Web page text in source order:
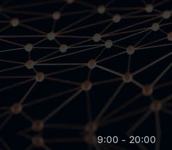
9:00 - 20:00